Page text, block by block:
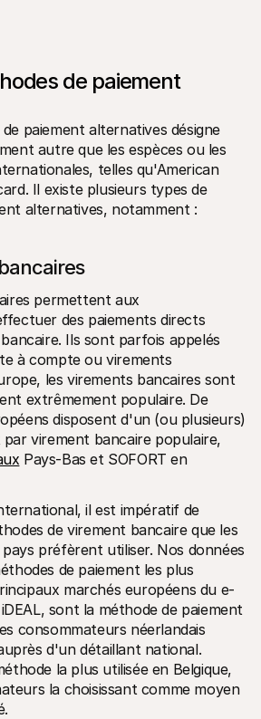
de paiement
paiement alternatives désigne
autre que les espèces ou les
telles qu'American
Il existe plusieurs types de
alternatives, notamment :
permettent aux
des paiements directs
Ils sont parfois appelés
à compte ou virements
les virements bancaires sont
extrêmement populaire. De
disposent d'un (ou plusieurs)
virement bancaire populaire,
Pays-Bas et SOFORT en
il est impératif de
de virement bancaire que les
préfèrent utiliser. Nos données
de paiement les plus
marchés européens du e-
sont la méthode de paiement
consommateurs néerlandais
d'un détaillant national.
la plus utilisée en Belgique,
la choisissant comme moyen